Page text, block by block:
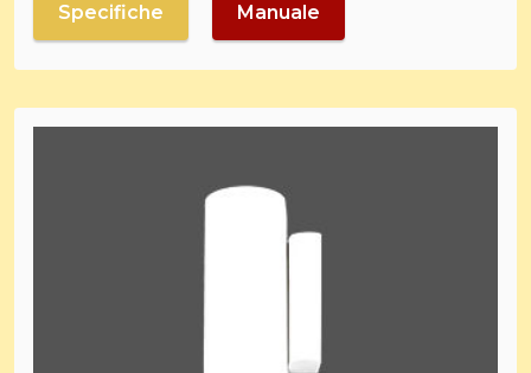
Specifiche Manuale